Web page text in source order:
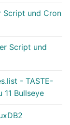
Script und Cron
Script und
- TASTE-
11 Bullseye